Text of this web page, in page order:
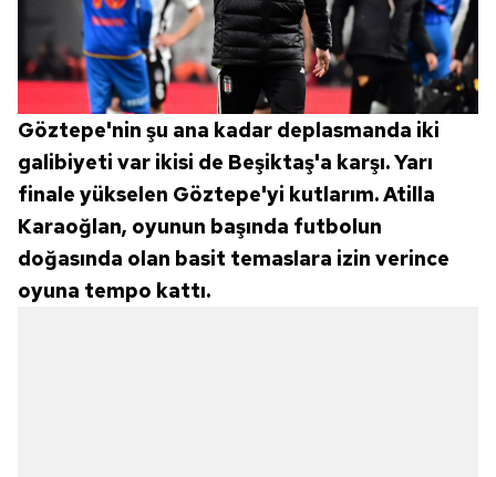
Göztepe'nin şu ana kadar deplasmanda iki
galibiyeti var ikisi de Beşiktaş'a karşı. Yarı
finale yükselen Göztepe'yi kutlarım. Atilla
Karaoğlan, oyunun başında futbolun
doğasında olan basit temaslara izin verince
oyuna tempo kattı.